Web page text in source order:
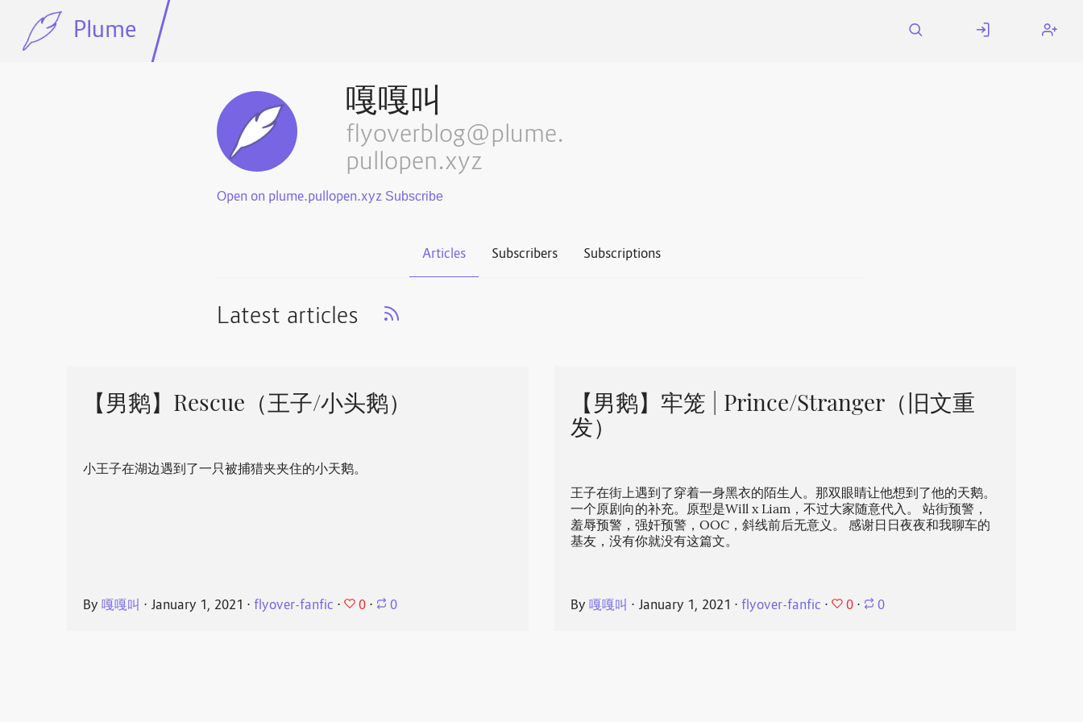
Plume
嘎嘎叫
flyoverblog@plume.
pullopen.xyz
Open on plume.pullopen.xyz
Articles Subscribers Subscriptions
Latest articles
【男鹅】Rescue（王子/小头鹅）
小王子在湖边遇到了一只被捕猎夹夹住的小天鹅。
By嘎嘎叫 ⋅ January 1, 2021 ⋅flyover-fanfic ⋅ 0 ⋅ 0
【男鹅】牢笼 | Prince/Stranger（旧文重
发）
王子在街上遇到了穿着一身黑衣的陌生人。那双眼睛让他想到了他的天鹅。
一个原剧向的补充。原型是Will x Liam，不过大家随意代入。 站街预警，
羞辱预警，强奸预警，OOC，斜线前后无意义。 感谢日日夜夜和我聊车的
基友，没有你就没有这篇文。
By 嘎嘎叫 ⋅ January 1, 2021 ⋅ flyover-fanfic ⋅ 0 ⋅ 0